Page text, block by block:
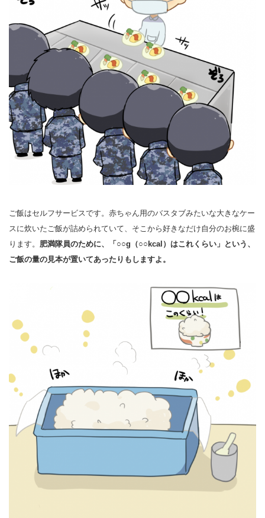
ご飯はセルフサービスです。赤ちゃん用のバスタブみたいな大きなケー
スに炊いたご飯が詰められていて、そこから好きなだけ自分のお椀に盛
ります。 肥満隊員のために、「○○g（○○kcal）はこれくらい」という、
ご飯の量の見本が置いてあったりもしますよ。